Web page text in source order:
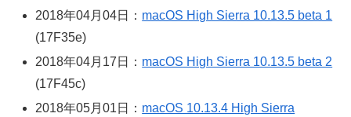
2018年04月04日： macOS High Sierra 10.13.5 beta 1
(17F35e)
2018年04月17日： macOS High Sierra 10.13.5 beta 2
(17F45c)
2018年05月01日： macOS 10.13.4 High Sierra